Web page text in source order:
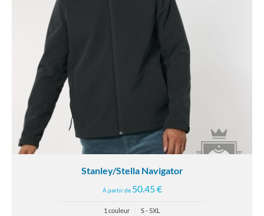
Stanley/Stella Navigator
À partir de 50.45 €
1 couleur S - 5XL